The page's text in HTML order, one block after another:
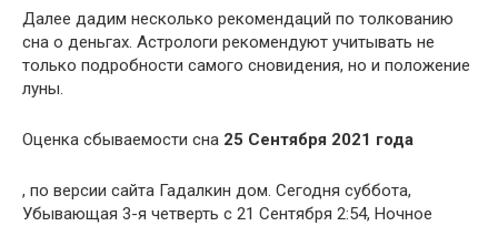
Далее дадим несколько рекомендаций по толкованию
сна о деньгах. Астрологи рекомендуют учитывать не
только подробности самого сновидения, но и положение
луны.
Оценка сбываемости сна 25 Сентября 2021 года
, по версии сайта Гадалкин дом. Сегодня суббота,
Убывающая 3-я четверть с 21 Сентября 2:54, Ночное